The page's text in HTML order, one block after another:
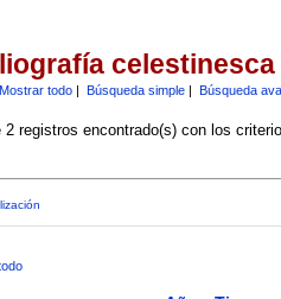
celestinesca
Mostrar todo| Búsqueda simple| Búsqueda
2 registros encontrado(s) con los